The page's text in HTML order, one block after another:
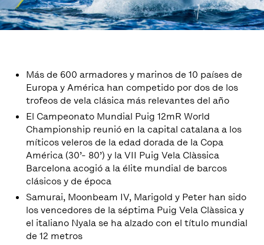
Más de 600 armadores y marinos de 10 países de
Europa y América han competido por dos de los
trofeos de vela clásica más relevantes del año
El Campeonato Mundial Puig 12mR World
Championship reunió en la capital catalana a los
míticos veleros de la edad dorada de la Copa
América (30’- 80’) y la VII Puig Vela Clàssica
Barcelona acogió a la élite mundial de barcos
clásicos y de época
Samurai, Moonbeam IV, Marigold y Peter han sido
los vencedores de la séptima Puig Vela Clàssica y
el italiano Nyala se ha alzado con el título mundial
de 12 metros